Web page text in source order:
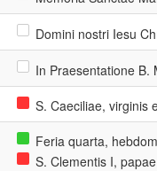
Domini nostri Iesu
In Praesentatione B.
S. Caeciliae, virginis
Feria quarta,
S. Clementis I,